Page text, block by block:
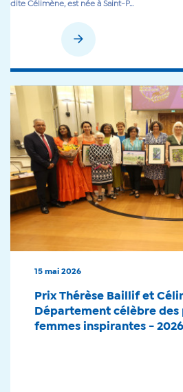
dite Célimène, est née à Saint-P...
15 mai 2026
Prix Thérèse Baillif et
Département célèbre des
femmes inspirantes - 2026